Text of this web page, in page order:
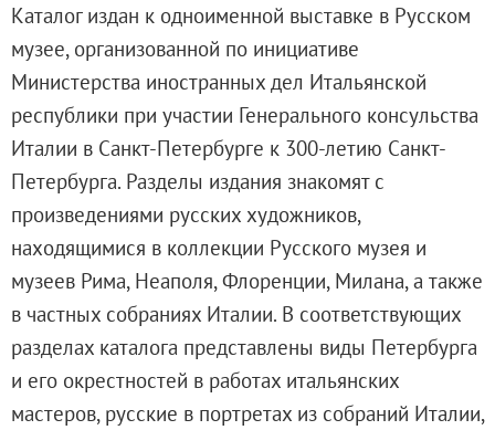
Посетителям
Справочная информация
Адреса и часы работы
О билетах, льготах и услугах
Правила покупки и возврата билетов
Правила посещения музея
Высказать мнение / Сообщить о проблеме
Экскурсии
Лекции и абонементы
Лекторий
Лекции
Абонементы
Доступный музей
Каталог издан к одноименной выставке в Русском
музее, организованной по инициативе
Министерства иностранных дел Итальянской
республики при участии Генерального консульства
Италии в Санкт-Петербурге к 300-летию Санкт-
Петербурга. Разделы издания знакомят с
произведениями русских художников,
находящимися в коллекции Русского музея и
музеев Рима, Неаполя, Флоренции, Милана, а также
в частных собраниях Италии. В соответствующих
разделах каталога представлены виды Петербурга
и его окрестностей в работах итальянских
мастеров, русские в портретах из собраний Италии,